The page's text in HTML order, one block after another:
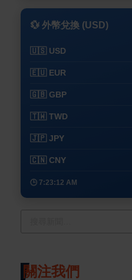
💱 外幣兌換 (USD)
🇺🇸 USD
🇪🇺 EUR
🇬🇧 GBP
🇹🇼 TWD
🇯🇵 JPY
🇨🇳 CNY
🕒 7:23:12 AM
關注我們